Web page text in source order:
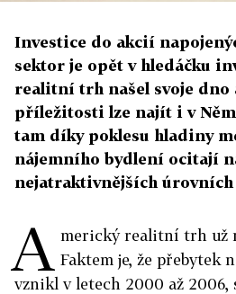
Investice do akcií
sektor je opět v hledáčku
realitní trh našel svoje dno
příležitosti lze najít i v
tam díky poklesu hladiny
nájemního bydlení ocitají
nejatraktivnějších úrovních
A merický realitní trh už
Faktem je, že přebytek
vznikl v letech 2000 až 2006,